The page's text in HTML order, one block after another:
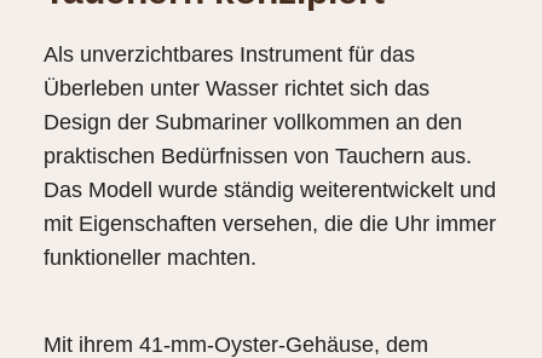
Als unverzichtbares Instrument für das
Überleben unter Wasser richtet sich das
Design der Submariner vollkommen an den
praktischen Bedürfnissen von Tauchern aus.
Das Modell wurde ständig weiterentwickelt und
mit Eigenschaften versehen, die die Uhr immer
funktioneller machten.
Mit ihrem 41-mm-Oyster-Gehäuse, dem